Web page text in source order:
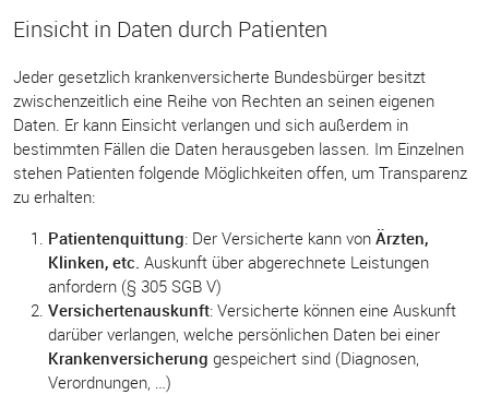
Einsicht in Daten durch Patienten
Jeder gesetzlich krankenversicherte Bundesbürger besitzt
zwischenzeitlich eine Reihe von Rechten an seinen eigenen
Daten. Er kann Einsicht verlangen und sich außerdem in
bestimmten Fällen die Daten herausgeben lassen. Im Einzelnen
stehen Patienten folgende Möglichkeiten offen, um Transparenz
zu erhalten:
Patientenquittung: Der Versicherte kann von Ärzten,
Klinken, etc. Auskunft über abgerechnete Leistungen
anfordern (§ 305 SGB V)
Versichertenauskunft: Versicherte können eine Auskunft
darüber verlangen, welche persönlichen Daten bei einer
Krankenversicherung gespeichert sind (Diagnosen,
Verordnungen, …)